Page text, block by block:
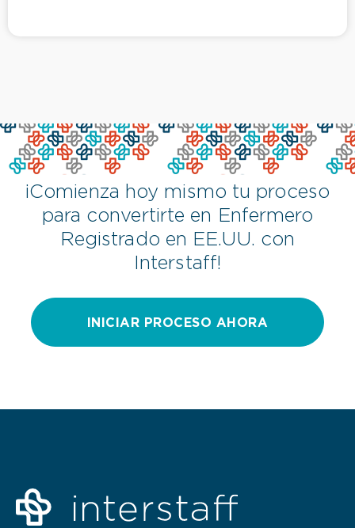
¡Comienza hoy mismo tu proceso
para convertirte en Enfermero
Registrado en EE.UU. con
Interstaff!
INICIAR PROCESO AHORA